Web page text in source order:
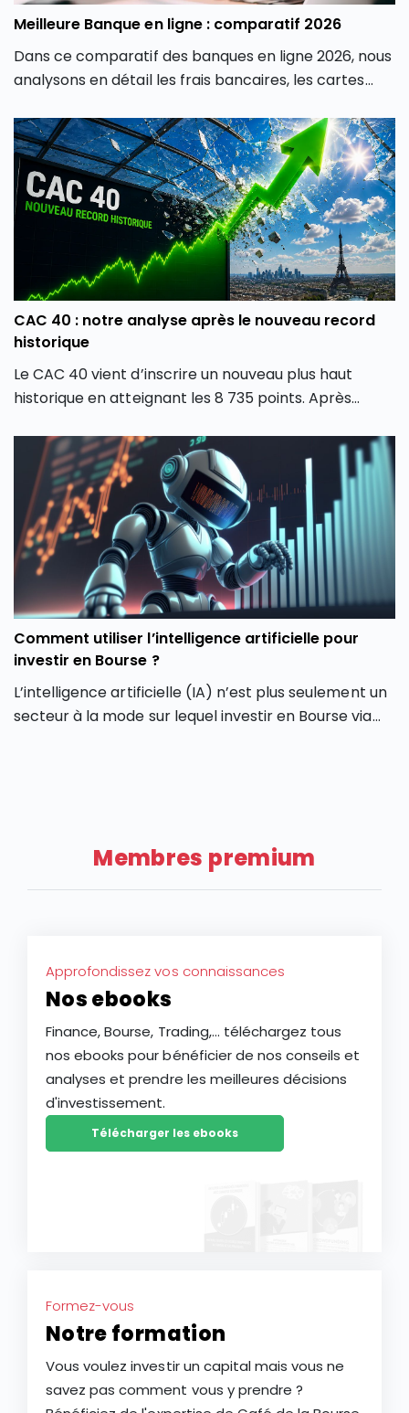
Meilleure Banque en ligne : comparatif 2026
Dans ce comparatif des banques en ligne 2026, nous
analysons en détail les frais bancaires, les cartes
d’investissement, les crédits et la qualité de service
afin de vous aider à identifier la banque en ligne la
plus adaptée à votre profil.
CAC 40 : notre analyse après le nouveau record
historique
Le CAC 40 vient d’inscrire un nouveau plus haut
historique en atteignant les 8 735 points. Après
parisien semble avoir retrouvé une dynamique
haussière en dépassant son précédent record de
février 2026. Comment expliquer cette envolée du
CAC 40 ? Quels secteurs tirent actuellement l’indice
parisien ? Et surtout, cette hausse du CAC 40 peut-
elle encore se poursuivre ou faut-il s’attendre à une
phase de consolidation ?
Comment utiliser l’intelligence artificielle pour
investir en Bourse ?
L’intelligence artificielle (IA) n’est plus seulement un
secteur à la mode sur lequel investir en Bourse via
vous aider à mieux saisir les opportunités des
Membres premium
Approfondissez vos connaissances
Nos ebooks
Finance, Bourse, Trading,... téléchargez tous
nos ebooks pour bénéficier de nos conseils et
analyses et prendre les meilleures décisions
d'investissement.
Télécharger les ebooks
Formez-vous
Notre formation
Vous voulez investir un capital mais vous ne
savez pas comment vous y prendre ?